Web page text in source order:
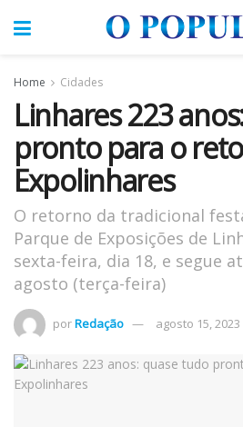
Home Cidades
Linhares 223
pronto para o
Expolinhares
O retorno da tradicional
Parque de Exposições de
sexta-feira, dia 18, e segue
agosto (terça-feira)
porRedação agosto 15, 2023